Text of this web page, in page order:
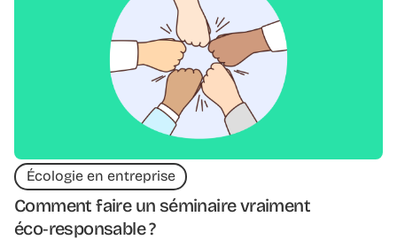
Écologie en entreprise
Comment faire un séminaire vraiment
éco‑responsable ?